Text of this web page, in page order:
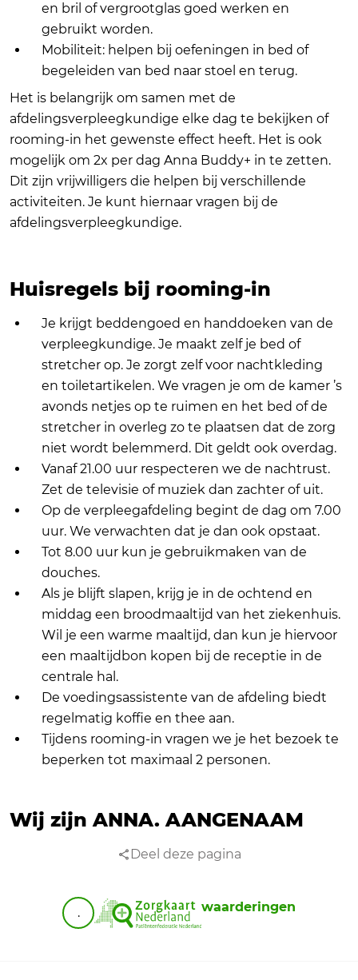
en bril of vergrootglas goed werken en
gebruikt worden.
Mobiliteit: helpen bij oefeningen in bed of
begeleiden van bed naar stoel en terug.
Het is belangrijk om samen met de
afdelingsverpleegkundige elke dag te bekijken of
rooming-in het gewenste effect heeft. Het is ook
mogelijk om 2x per dag Anna Buddy+ in te zetten.
Dit zijn vrijwilligers die helpen bij verschillende
activiteiten. Je kunt hiernaar vragen bij de
afdelingsverpleegkundige.
Huisregels bij rooming-in
Je krijgt beddengoed en handdoeken van de
verpleegkundige. Je maakt zelf je bed of
stretcher op. Je zorgt zelf voor nachtkleding
en toiletartikelen. We vragen je om de kamer ’s
avonds netjes op te ruimen en het bed of de
stretcher in overleg zo te plaatsen dat de zorg
niet wordt belemmerd. Dit geldt ook overdag.
Vanaf 21.00 uur respecteren we de nachtrust.
Zet de televisie of muziek dan zachter of uit.
Op de verpleegafdeling begint de dag om 7.00
uur. We verwachten dat je dan ook opstaat.
Tot 8.00 uur kun je gebruikmaken van de
douches.
Als je blijft slapen, krijg je in de ochtend en
middag een broodmaaltijd van het ziekenhuis.
Wil je een warme maaltijd, dan kun je hiervoor
een maaltijdbon kopen bij de receptie in de
centrale hal.
De voedingsassistente van de afdeling biedt
regelmatig koffie en thee aan.
Tijdens rooming-in vragen we je het bezoek te
beperken tot maximaal 2 personen.
Wij zijn ANNA.AANGENAAM
Deel deze pagina
. waarderingen